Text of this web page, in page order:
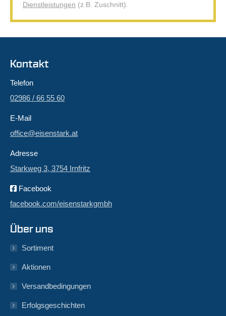
Dienstleistungen (z.B. Zuschnitt).
Kontakt
Telefon
02986 / 66 55 60
E-Mail
office@eisenstark.at
Adresse
Starkweg 3, 3754 Irnfritz
Facebook
facebook.com/eisenstarkgmbh
Über uns
Sortiment
Aktionen
Versandbedingungen
Erfolgsgeschichten